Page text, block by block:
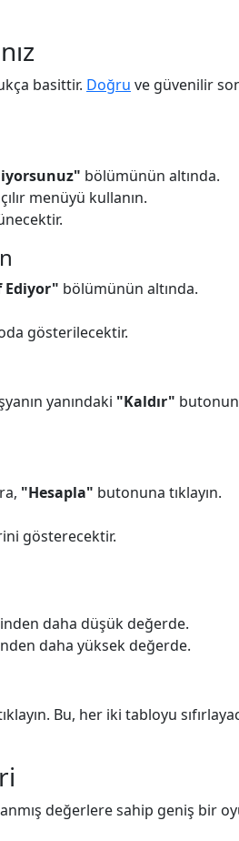
basittir. Doğru ve güvenilir
bölümünün altında.
menüyü kullanın.
Ediyor" bölümünün altında.
gösterilecektir.
yanındaki "Kaldır"
"Hesapla" butonuna tıklayın.
gösterecektir.
daha düşük değerde.
daha yüksek değerde.
Bu, her iki tabloyu
değerlere sahip geniş bir